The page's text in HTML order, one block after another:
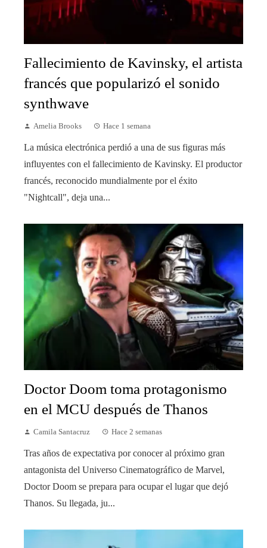
Fallecimiento de Kavinsky, el artista
francés que popularizó el sonido
synthwave
Amelia Brooks Hace 1 semana
La música electrónica perdió a una de sus figuras más
influyentes con el fallecimiento de Kavinsky. El productor
francés, reconocido mundialmente por el éxito
"Nightcall", deja una...
Doctor Doom toma protagonismo
en el MCU después de Thanos
Camila Santacruz Hace 2 semanas
Tras años de expectativa por conocer al próximo gran
antagonista del Universo Cinematográfico de Marvel,
Doctor Doom se prepara para ocupar el lugar que dejó
Thanos. Su llegada, ju...